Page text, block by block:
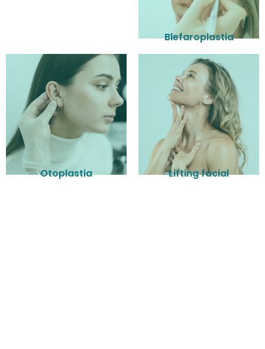
Blefaroplastia
Otoplastia Lifting facial